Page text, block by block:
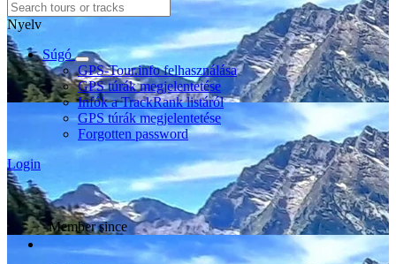
Nyelv
Súgó
GPS-Tour.info felhasználása
GPS túrák megjelentetése
Infók a TrackRank listáról
GPS túrák megjelentetése
Forgotten password
Login
Member since